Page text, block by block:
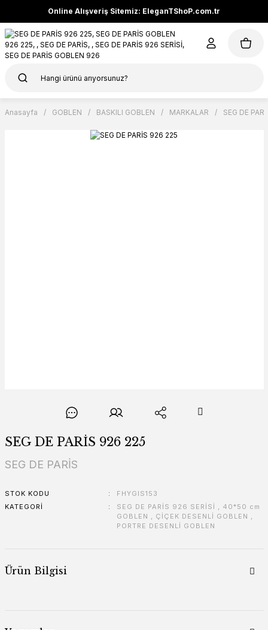
Online Alışveriş Sitemiz: EleganTShoP.com.tr
Anasayfa GOBLEN BASKILI GOBLEN MARKALAR SEG DE
SEG DE PARİS 926 225
SEG DE PARİS
STOK KODU
FHYGIS153
KATEGORI
SEG DE PARİS 926 SERİSİ , 40*50 cm
GOBLEN , ÇİÇEK DESENLİ GOBLEN ,
PORTRE DESENLİ GOBLEN
Ürün Bilgisi